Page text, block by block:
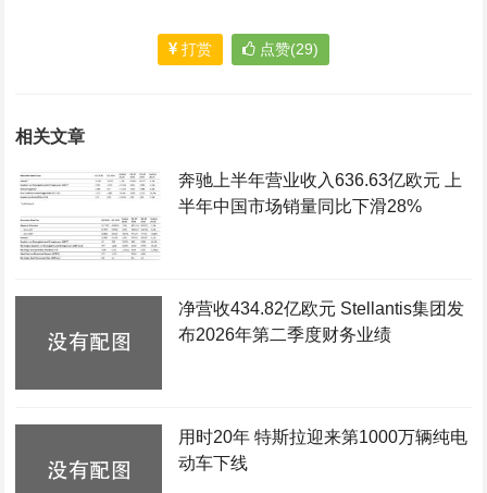
打赏 点赞(29)
相关文章
奔驰上半年营业收入636.63亿欧元 上
半年中国市场销量同比下滑28%
净营收434.82亿欧元 Stellantis集团发
布2026年第二季度财务业绩
用时20年 特斯拉迎来第1000万辆纯电
动车下线